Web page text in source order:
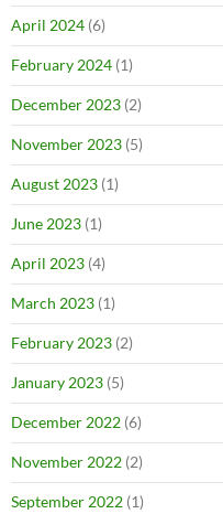
April 2024 (6)
February 2024 (1)
December 2023 (2)
November 2023 (5)
August 2023 (1)
June 2023 (1)
April 2023 (4)
March 2023 (1)
February 2023 (2)
January 2023 (5)
December 2022 (6)
November 2022 (2)
September 2022 (1)